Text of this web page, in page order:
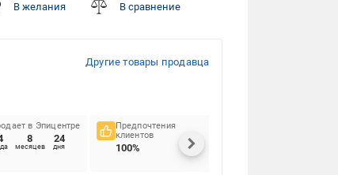
В желания В сравнение
Другие товары продавца
в Эпицентре
8
месяцев
24
дня
Предпочтения
клиентов
100%